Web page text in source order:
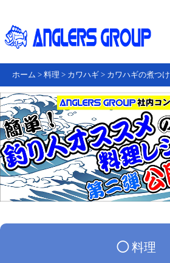
ホーム > 料理 > カワハギ > カワハギの煮つけ
◯料理